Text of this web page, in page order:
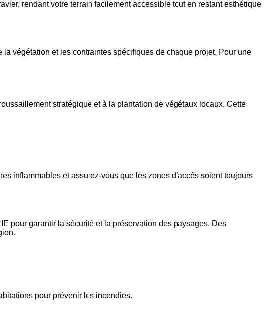
rendant votre terrain facilement accessible tout en restant esthétique
la végétation et les contraintes spécifiques de chaque projet. Pour une
stratégique et à la plantation de végétaux locaux. Cette
inflammables et assurez-vous que les zones d’accès soient toujours
pour garantir la sécurité et la préservation des paysages. Des
pour prévenir les incendies.